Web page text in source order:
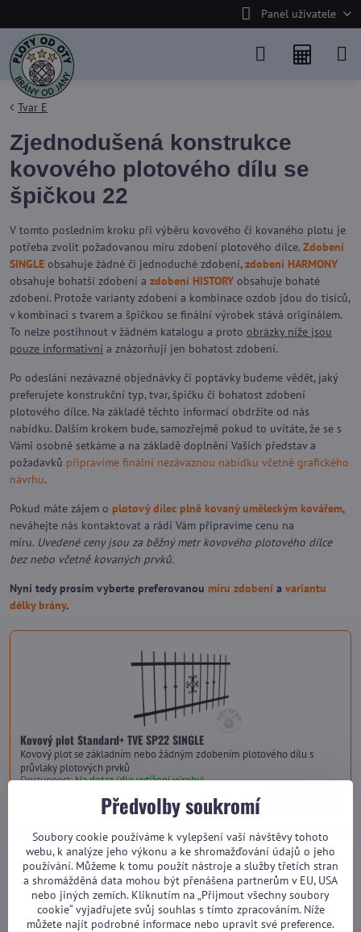
Panel uživatele
Tvar E
Zjednodušená konstrukce
kovového plotového dílu se
špičkou 22
V tomto posledním kroku při výběru kovového či kovaného plotu je
potřeba zvolit požadovanou míru zdobení plotového dílce. Zdobení
SINGLE obsahuje žádné či jednoduché zdobení,zdobení HARMONY
obsahuje bohatší zdobení a zdobení HISTORY obsahuje bohaté
zdobení. Protože varianty zdobení a kombinace ozdob jdou do tisíců,
v kombinaci s tvarem a špičkou se finální výrobek stává originálem.
To nelze postihnout v žádném katalogu a proto obrázky níže jsou
pouze informativní a znázorňují jen bohatost zdobení.
Po odeslání nezávazné objednávky či poptávky budeme vědět, jaký
preferujete konstrukční typ, tvar, špičku či bohatost zdobení
plotového dílce. Na základě těchto informací obdržíte od nás
nabídku. Dalším krokem bude, samozřejmě pokud to uvítáte, že se s
Vámi osobně setkáme a na základě doplnění Vašich představ a
požadavků připravíme finální nezávaznou nabídku včetně grafického
návrhu.
Pokud máte zájem o plotový dílec plně kovaný uměleckým kovářem,
neváhejte nás kontaktovat a rádi Vám připravíme cenu na
míru. Uvedené ceny jsou za běžný metr kovového plotového dílce
bez nebo včetně kovaných prvků.
Nyní tedy prosím vyberte preferovanou míru zdobení a variantu
délky brány.
Kovový plot Standard+ TVE SP22 SINGLE
Kovový plot se základním nebo žádným zdobením plotového dílu s
průvlaky plotových prvků
Dostupnost:Na dotaz (dle vytížení výroby)
od 3 420 Kč
Předvolby soukromí
Soubory cookie používáme k vylepšení vaší návštěvy tohoto
webu, k analýze jeho výkonu a ke shromažďování údajů o jeho
používání. Můžeme k tomu použít nástroje a služby třetích stran
a shromážděná data mohou být přenášena partnerům v EU, USA
nebo jiných zemích. Kliknutím na „Přijmout všechny soubory
cookie“ vyjadřujete svůj souhlas s tímto zpracováním. Níže
můžete najít podrobné informace nebo upravit své preference.